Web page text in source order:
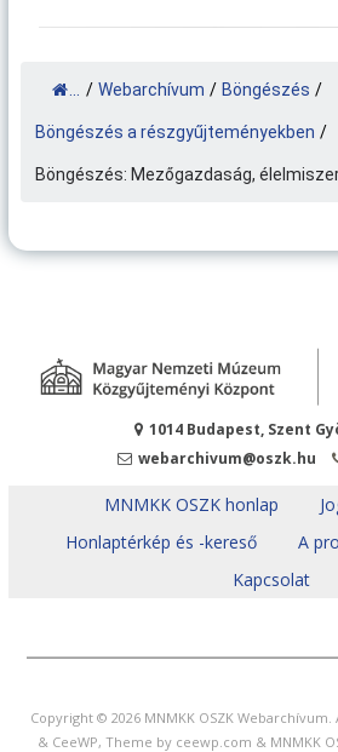
/ Webarchívum / Böngészés /
Böngészés a részgyűjteményekben /
Böngészés: Mezőgazdaság,
1014 Budapest, Szent
webarchivum@oszk.hu
MNMKK OSZK honlap
Honlaptérkép és -kereső
A
Kapcsolat
Copyright © 2026 MNMKK OSZK Webarchívum
& CeeWP, Theme by ceewp.com & MNMKK